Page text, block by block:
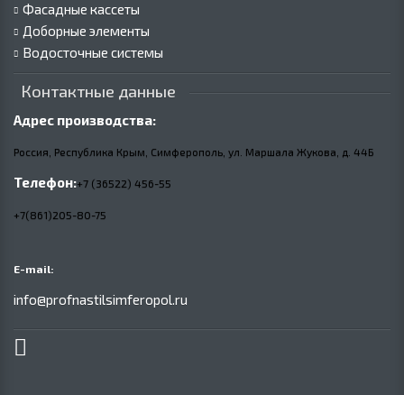
Фасадные кассеты
Доборные элементы
Водосточные системы
Контактные данные
Адрес производства:
Россия, Республика Крым, Симферополь, ул. Маршала Жукова, д. 44Б
Телефон:+7 (36522) 456-55
+7(861)205-80-75
E-mail:
info@profnastilsimferopol.ru